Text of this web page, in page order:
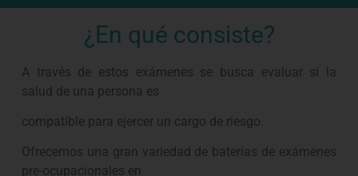
¿En qué consiste?
A través de estos exámenes se busca evaluar si la
salud de una persona es
compatible para ejercer un cargo de riesgo.
Ofrecemos una gran variedad de baterías de exámenes
pre-ocupacionales en